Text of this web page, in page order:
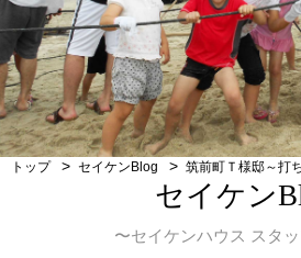
トップ セイケンBlog 筑前町Ｔ様邸～打
セイケン
〜セイケンハウス スタ